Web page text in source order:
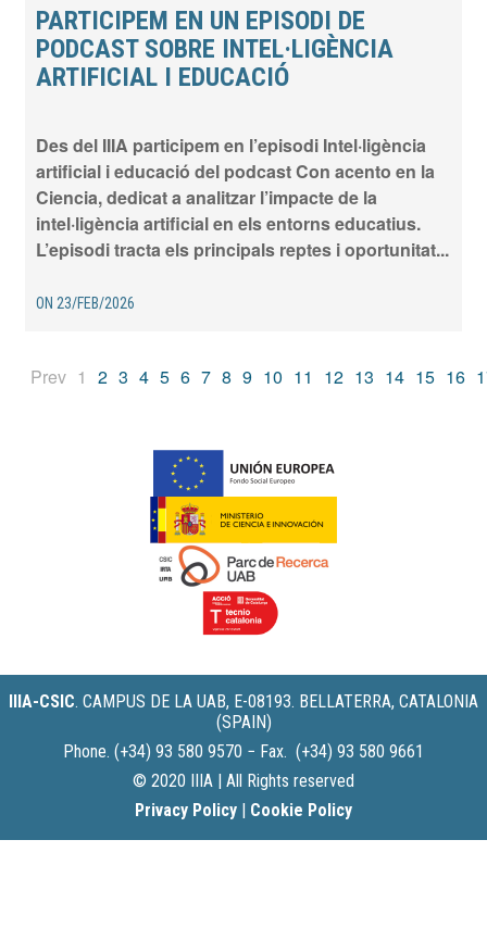
PARTICIPEM EN UN EPISODI DE
PODCAST SOBRE INTEL·LIGÈNCIA
ARTIFICIAL I EDUCACIÓ
Des del IIIA participem en l’episodi Intel·ligència
artificial i educació del podcast Con acento en la
Ciencia, dedicat a analitzar l’impacte de la
intel·ligència artificial en els entorns educatius.
L’episodi tracta els principals reptes i oportunitat...
ON 23/FEB/2026
Prev 1 (current)
2 3 4 5 6 7 8 9 10 11 12 13 14 15 16
IIIA-CSIC. CAMPUS DE LA UAB, E-08193. BELLATERRA, CATALONIA
(SPAIN)
Phone. (+34) 93 580 9570 − Fax. (+34) 93 580 9661
© 2020 IIIA | All Rights reserved
Privacy Policy | Cookie Policy